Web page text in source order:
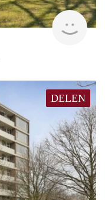
rent
DELEN